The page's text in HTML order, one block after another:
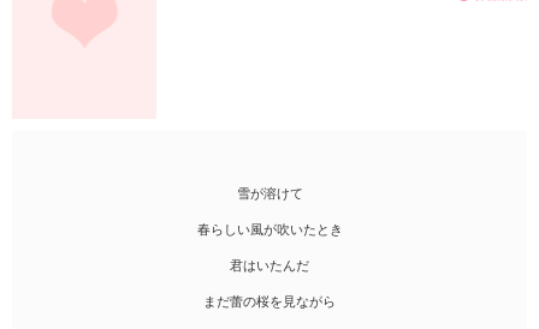
雪が溶けて
春らしい風が吹いたとき
君はいたんだ
まだ蕾の桜を見ながら